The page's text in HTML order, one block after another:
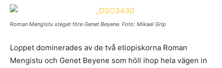
Roman Mengistu steget före Genet Beyene. Foto: Mikael Grip
Loppet dominerades av de två etiopiskorna Roman
Mengistu och Genet Beyene som höll ihop hela vägen in